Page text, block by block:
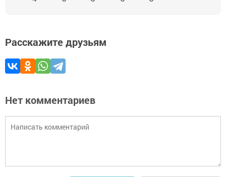
Расскажите друзьям
Нет комментариев